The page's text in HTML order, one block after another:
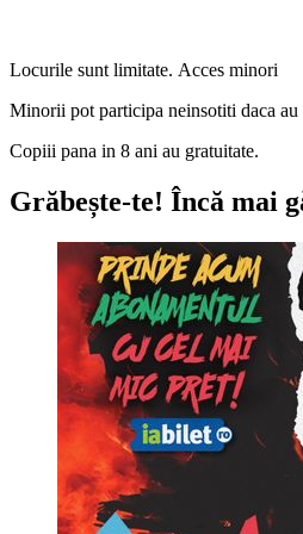
Locurile sunt limitate. Acces minori
Minorii pot participa neinsotiti daca au
Copiii pana in 8 ani au gratuitate.
Grăbește-te! Încă mai